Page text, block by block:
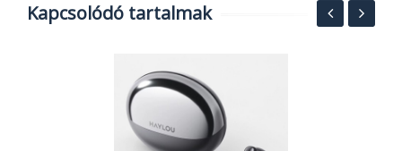
Kapcsolódó tartalmak